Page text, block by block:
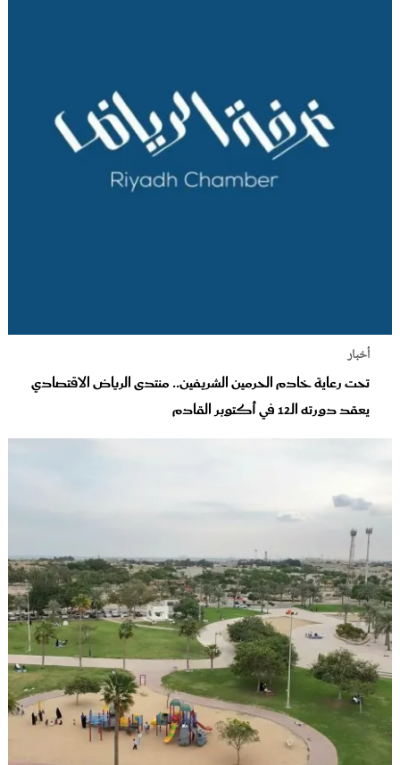
أخبار
تحت رعاية خادم الحرمين الشريفين.. منتدى الرياض الاقتصادي
يعقد دورته الـ12 في أكتوبر القادم